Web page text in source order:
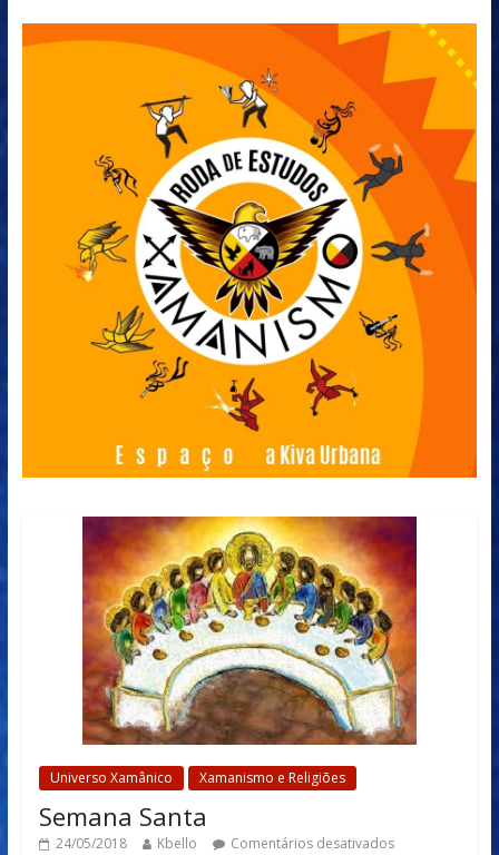
Universo Xamânico Xamanismo e Religiões
Semana Santa
24/05/2018 Kbello Comentários desativados